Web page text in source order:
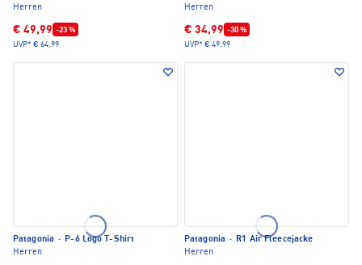
Herren
€ 49,99 -23 %
UVP* € 64,99
Herren
€ 34,99 -30 %
UVP* € 49,99
Patagonia · P-6 Logo T-Shirt
Herren
Patagonia · R1 Air Fleecejacke
Herren